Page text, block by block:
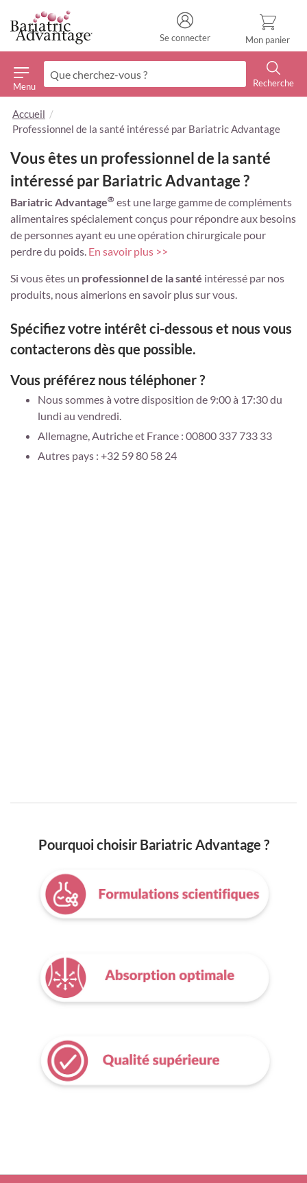
Menu
Recherche
Mon panier
Se connecter
Accueil
Professionnel de la santé intéressé par Bariatric Advantage
Vous êtes un professionnel de la santé
intéressé par Bariatric Advantage ?
Bariatric Advantage® est une large gamme de compléments
alimentaires spécialement conçus pour répondre aux besoins
de personnes ayant eu une opération chirurgicale pour
perdre du poids. En savoir plus >>
Si vous êtes un professionnel de la santé intéressé par nos
produits, nous aimerions en savoir plus sur vous.
Spécifiez votre intérêt ci-dessous et nous vous
contacterons dès que possible.
Vous préférez nous téléphoner ?
Nous sommes à votre disposition de 9:00 à 17:30 du
lundi au vendredi.
Allemagne, Autriche et France : 00800 337 733 33
Autres pays : +32 59 80 58 24
Pourquoi choisir Bariatric Advantage ?